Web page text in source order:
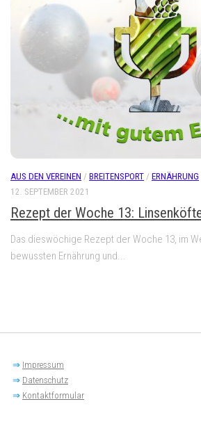
AUS DEN VEREINEN / BREITENSPORT / ERNÄHRUNG
12. SEPTEMBER 2021
Rezept der Woche 13:
Das dieswöchige Rezept der Woche 13, im
bewussten Ernährung und...
⇒ Impressum
⇒ Datenschutz
⇒ Kontaktformular